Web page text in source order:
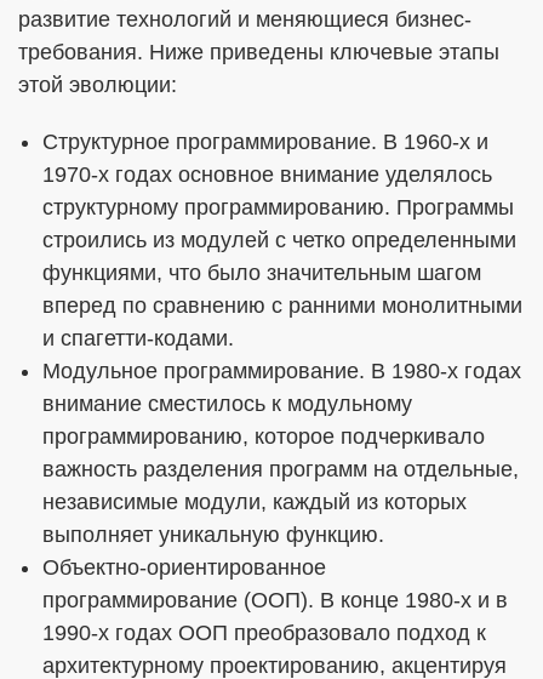
развитие технологий и меняющиеся бизнес-
требования. Ниже приведены ключевые этапы
этой эволюции:
Структурное программирование. В 1960-х и
1970-х годах основное внимание уделялось
структурному программированию. Программы
строились из модулей с четко определенными
функциями, что было значительным шагом
вперед по сравнению с ранними монолитными
и спагетти-кодами.
Модульное программирование. В 1980-х годах
внимание сместилось к модульному
программированию, которое подчеркивало
важность разделения программ на отдельные,
независимые модули, каждый из которых
выполняет уникальную функцию.
Объектно-ориентированное
программирование (ООП). В конце 1980-х и в
1990-х годах ООП преобразовало подход к
архитектурному проектированию, акцентируя